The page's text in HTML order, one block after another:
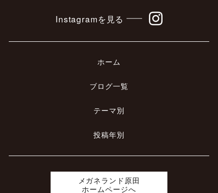
Instagramを見る
ホーム
ブログ一覧
テーマ別
投稿年別
メガネランド原田
ホームページへ